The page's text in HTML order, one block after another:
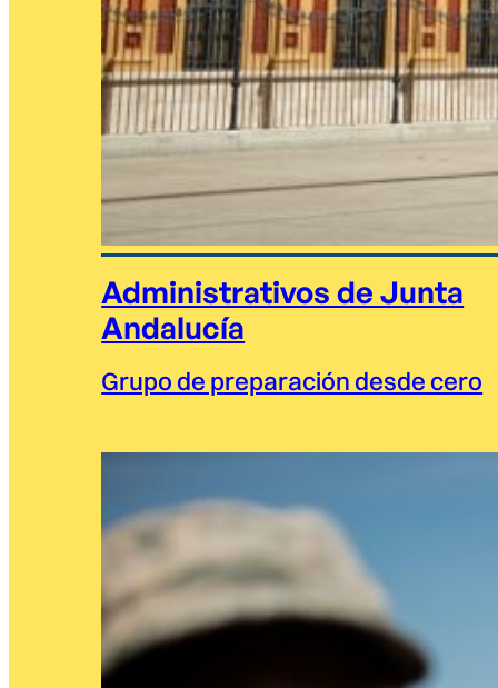
Administrativos de Junta
Andalucía
Grupo de preparación desde cero